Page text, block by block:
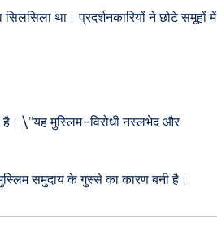
था। प्रदर्शनकारियों ने छोटे समूहों में
है। \”यह मुस्लिम-विरोधी नस्लभेद और
समुदाय के गुस्से का कारण बनी है।